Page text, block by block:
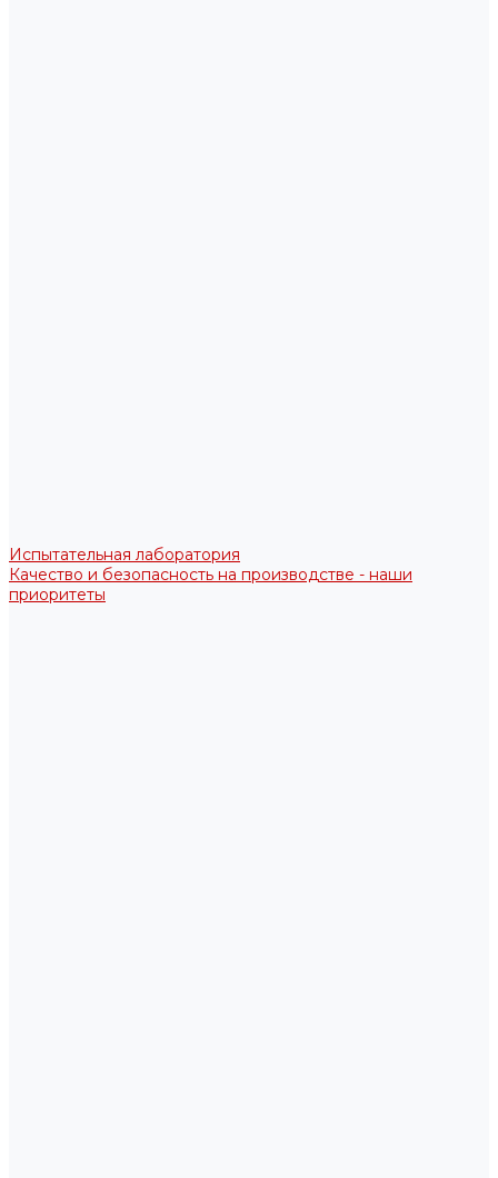
Испытательная лаборатория
Качество и безопасность на производстве - наши
приоритеты